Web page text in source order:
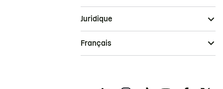
Juridique
Français